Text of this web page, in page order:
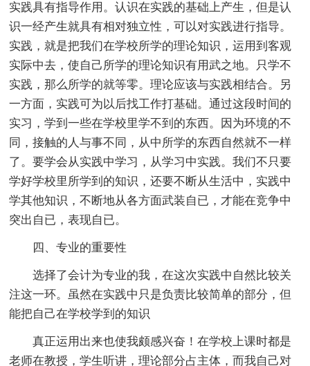
实践具有指导作用。认识在实践的基础上产生，但是认
识一经产生就具有相对独立性，可以对实践进行指导。
实践，就是把我们在学校所学的理论知识，运用到客观
实际中去，使自己所学的理论知识有用武之地。只学不
实践，那么所学的就等零。理论应该与实践相结合。另
一方面，实践可为以后找工作打基础。通过这段时间的
实习，学到一些在学校里学不到的东西。因为环境的不
同，接触的人与事不同，从中所学的东西自然就不一样
了。要学会从实践中学习，从学习中实践。我们不只要
学好学校里所学到的知识，还要不断从生活中，实践中
学其他知识，不断地从各方面武装自已，才能在竞争中
突出自已，表现自已。
四、专业的重要性
选择了会计为专业的我，在这次实践中自然比较关
注这一环。虽然在实践中只是负责比较简单的部分，但
能把自己在学校学到的知识
真正运用出来也使我颇感兴奋！在学校上课时都是
老师在教授，学生听讲，理论部分占主体，而我自己对